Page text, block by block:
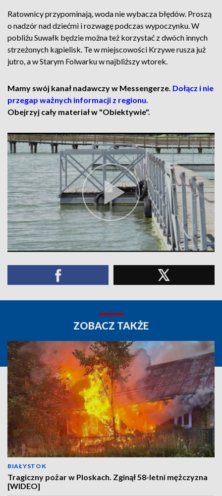
Ratownicy przypominają, woda nie wybacza błędów. Proszą
o nadzór nad dziećmi i rozwagę podczas wypoczynku. W
pobliżu Suwałk będzie można też korzystać z dwóch innych
strzeżonych kąpielisk. Te w miejscowości Krzywe rusza już
jutro, a w Starym Folwarku w najbliższy wtorek.
Mamy swój kanał nadawczy w Messengerze. Dołącz i nie
przegap ważnych informacji z regionu.
Obejrzyj cały materiał w "Obiektywie".
ZOBACZ TAKŻE
BIAŁYSTOK
Tragiczny pożar w Ploskach. Zginął 58-letni mężczyzna
[WIDEO]